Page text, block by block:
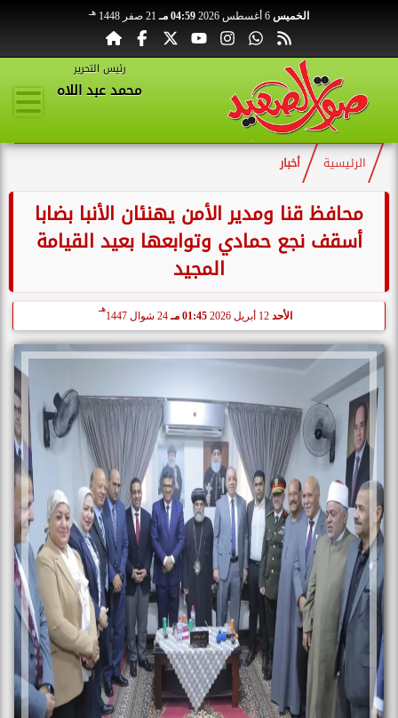
الخميس 04:59 مـ 21 صفر 1448 هـ
رئيس التحرير
محمد عبد اللاه
الرئيسية أخبار
محافظ قنا ومدير الأمن يهنئان الأنبا بضابا
أسقف نجع حمادي وتوابعها بعيد القيامة
المجيد
الأحد 01:45 مـ 24 شوال 1447
هـ